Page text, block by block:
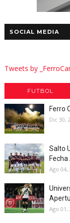
SOCIAL MEDIA
Tweets by
FUTBOL
Ferro
Dic 30,
Salto
Ago 04,
Ago 01,